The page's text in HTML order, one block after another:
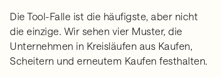
Die Tool-Falle ist die häufigste, aber nicht
die einzige. Wir sehen vier Muster, die
Unternehmen in Kreisläufen aus Kaufen,
Scheitern und erneutem Kaufen festhalten.